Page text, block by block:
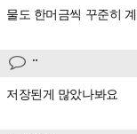
물도 한머금씩 꾸준히
ᆢ
저장된게 많았나봐요